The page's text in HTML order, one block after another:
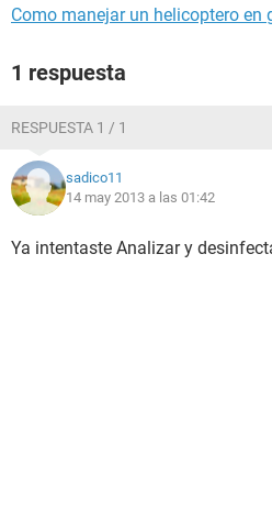
Como manejar un helicoptero en
1 respuesta
RESPUESTA 1 / 1
sadico11
14 may 2013 a las 01:42
Ya intentaste Analizar y